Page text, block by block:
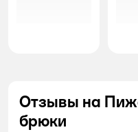
Отзывы на
брюки